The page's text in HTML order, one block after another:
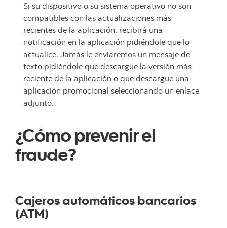
Si su dispositivo o su sistema operativo no son
compatibles con las actualizaciones más
recientes de la aplicación, recibirá una
notificación en la aplicación pidiéndole que lo
actualice. Jamás le enviaremos un mensaje de
texto pidiéndole que descargue la versión más
reciente de la aplicación o que descargue una
aplicación promocional seleccionando un enlace
adjunto.
¿Cómo prevenir el
fraude?
Cajeros automáticos bancarios
(ATM)